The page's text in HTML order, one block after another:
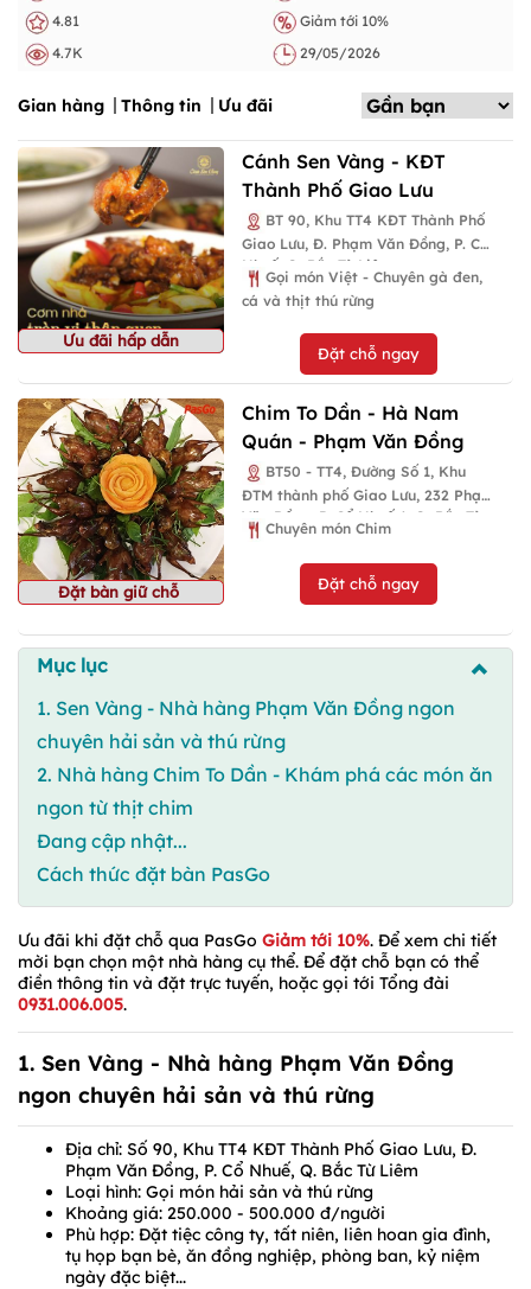
4.81
Giảm tới 10%
4.7K
29/05/2026
Gian hàng Thông tin Ưu đãi
Ưu đãi hấp dẫn
Cánh Sen Vàng - KĐT
Thành Phố Giao Lưu
BT 90, Khu TT4 KĐT Thành Phố
Giao Lưu, Đ. Phạm Văn Đồng, P. Cổ
Nhuế, Q. Bắc Từ Liêm
Gọi món Việt - Chuyên gà đen,
cá và thịt thú rừng
Đặt chỗ ngay
Đặt bàn giữ chỗ
Chim To Dần - Hà Nam
Quán - Phạm Văn Đồng
BT50 - TT4, Đường Số 1, Khu
ĐTM thành phố Giao Lưu, 232 Phạm
Văn Đồng, P. Cổ Nhuế 1, Q. Bắc Từ
Liêm
Chuyên món Chim
Đặt chỗ ngay
Mục lục
1. Sen Vàng - Nhà hàng Phạm Văn Đồng ngon
chuyên hải sản và thú rừng
2. Nhà hàng Chim To Dần - Khám phá các món ăn
ngon từ thịt chim
Đang cập nhật...
Cách thức đặt bàn PasGo
Ưu đãi khi đặt chỗ qua PasGo Giảm tới 10%. Để xem chi tiết
mời bạn chọn một nhà hàng cụ thể. Để đặt chỗ bạn có thể
điền thông tin và đặt trực tuyến, hoặc gọi tới Tổng đài
0931.006.005.
1. Sen Vàng - Nhà hàng Phạm Văn Đồng
ngon chuyên hải sản và thú rừng
Địa chỉ: Số 90, Khu TT4 KĐT Thành Phố Giao Lưu, Đ.
Phạm Văn Đồng, P. Cổ Nhuế, Q. Bắc Từ Liêm
Loại hình: Gọi món hải sản và thú rừng
Khoảng giá: 250.000 - 500.000 đ/người
Phù hợp: Đặt tiệc công ty, tất niên, liên hoan gia đình,
tụ họp bạn bè, ăn đồng nghiệp, phòng ban, kỷ niệm
ngày đặc biệt...